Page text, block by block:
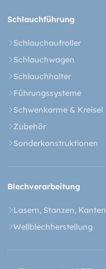
Schlauchführung
Schlauchaufroller
Schlauchwagen
Schlauchhalter
Führungssysteme
Schwenkarme & Kreisel
Zubehör
Sonderkonstruktionen
Blech­verarbeitung
Lasern, Stanzen, Kanten
Wellblechherstellung